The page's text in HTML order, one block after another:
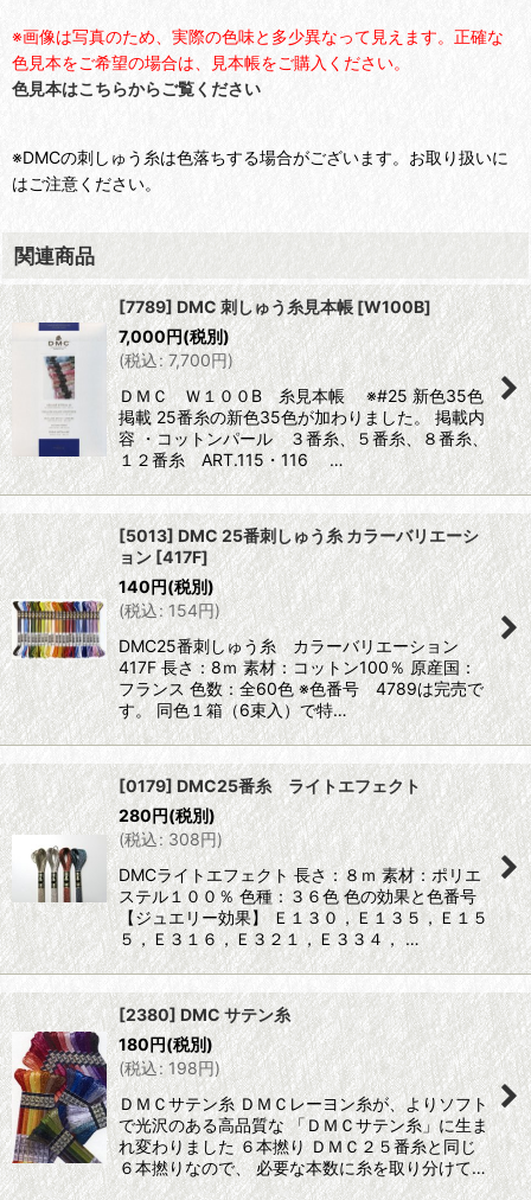
※画像は写真のため、実際の色味と多少異なって見えます。正確な
色見本をご希望の場合は、見本帳をご購入ください。
色見本はこちらからご覧ください
※DMCの刺しゅう糸は色落ちする場合がございます。お取り扱いに
はご注意ください。
関連商品
[7789] DMC 刺しゅう糸見本帳[W100B]
7,000円(税別)
(税込: 7,700円)
ＤＭＣ Ｗ１００B 糸見本帳 ※#25 新色35色
掲載 25番糸の新色35色が加わりました。 掲載内
容 ・コットンパール ３番糸、５番糸、８番糸、
１２番糸 ART.115・116 …
[5013] DMC 25番刺しゅう糸 カラーバリエーシ
ョン [417F]
140円(税別)
(税込: 154円)
DMC25番刺しゅう糸 カラーバリエーション
417F 長さ：8ｍ 素材：コットン100％ 原産国：
フランス 色数：全60色 ※色番号 4789は完売で
す。 同色１箱（6束入）で特…
[0179] DMC25番糸 ライトエフェクト
280円(税別)
(税込: 308円)
DMCライトエフェクト 長さ：８ｍ 素材：ポリエ
ステル１００％ 色種：３６色 色の効果と色番号
【ジュエリー効果】 Ｅ１３０，Ｅ１３５，Ｅ１５
５，Ｅ３１６，Ｅ３２１，Ｅ３３４， …
[2380] DMC サテン糸
180円(税別)
(税込: 198円)
ＤＭＣサテン糸 ＤＭＣレーヨン糸が、よりソフト
で光沢のある高品質な 「ＤＭＣサテン糸」に生ま
れ変わりました ６本撚り ＤＭＣ２５番糸と同じ
６本撚りなので、 必要な本数に糸を取り分けて…